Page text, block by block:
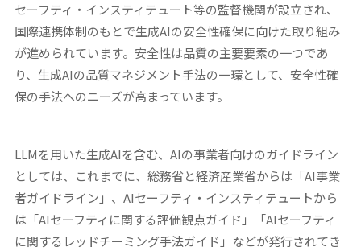
セーフティ・インスティテュート等の監督機関が設立され、
国際連携体制のもとで生成AIの安全性確保に向けた取り組み
が進められています。安全性は品質の主要要素の一つであ
り、生成AIの品質マネジメント手法の一環として、安全性確
保の手法へのニーズが高まっています。
LLMを用いた生成AIを含む、AIの事業者向けのガイドライン
としては、これまでに、総務省と経済産業省からは「AI事業
者ガイドライン」、AIセーフティ・インスティテュートから
は「AIセーフティに関する評価観点ガイド」「AIセーフティ
に関するレッドチーミング手法ガイド」などが発行されてき